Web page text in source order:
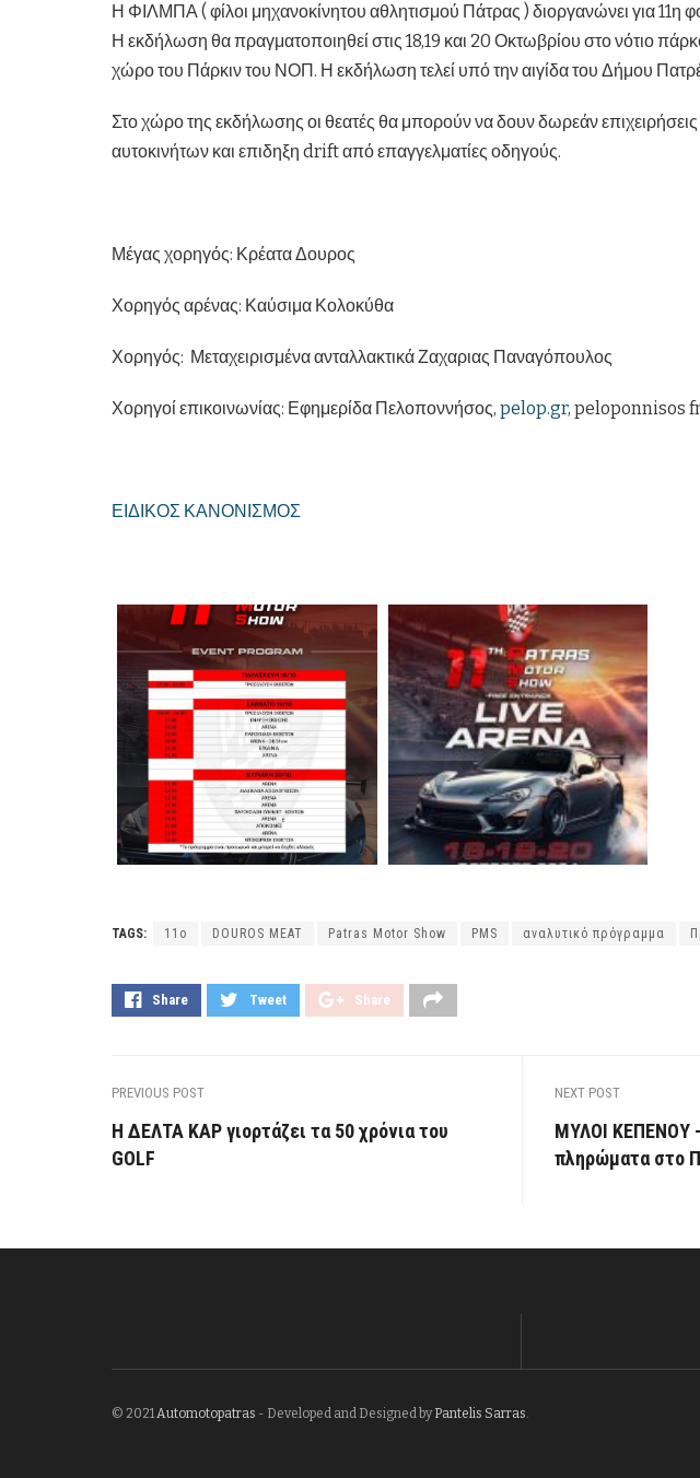
Η ΦΙΛΜΠΑ ( φίλοι μηχανοκίνητου αθλητισμού Πάτρας ) διοργανώνει για 11η
Η εκδήλωση θα πραγματοποιηθεί στις 18,19 και 20 Οκτωβρίου στο νότιο
χώρο του Πάρκιν του ΝΟΠ. Η εκδήλωση τελεί υπό την αιγίδα του Δήμου
Στο χώρο της εκδήλωσης οι θεατές θα μπορούν να δουν δωρεάν
αυτοκινήτων και επιδηξη drift από επαγγελματίες οδηγούς.
Μέγας χορηγός: Κρέατα Δουρος
Χορηγός αρένας: Καύσιμα Κολοκύθα
Χορηγός: Μεταχειρισμένα ανταλλακτικά Ζαχαριας Παναγόπουλος
Χορηγοί επικοινωνίας: Εφημερίδα Πελοποννήσος, pelop.gr, peloponnisos
ΕΙΔΙΚΟΣ ΚΑΝΟΝΙΣΜΟΣ
TAGS: 11o DOUROS MEAT Patras Motor Show PMS αναλυτικό πρόγραμμα
Share Tweet Share
PREVIOUS POST
Η ΔΕΛΤΑ ΚΑΡ γιορτάζει τα 50 χρόνια του
GOLF
NEXT POST
ΜΥΛΟΙ ΚΕΠΕΝΟΥ
πληρώματα στο
© 2021Automotopatras - Developed and Designed byPantelis Sarras.